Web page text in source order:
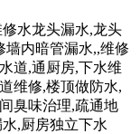
水龙头漏水,龙头
墙内暗管漏水,,维修
道,通厨房,下水维
维修,楼顶做防水,
臭味治理,疏通地
,厨房独立下水